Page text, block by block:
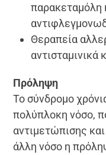
παρακεταμόλη
Θεραπεία
αντισταμινικά
Πρόληψη
Το σύνδρομο
πολύπλοκη νόσο,
αντιμετώπισης
άλλη νόσο η